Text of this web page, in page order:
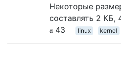
Некоторые
составлять 2 КБ,
43
linux kernel